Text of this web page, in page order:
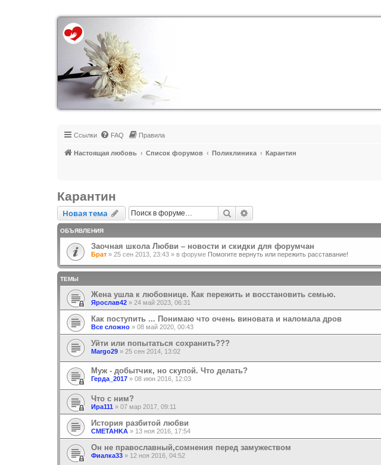
Регистрация
Ссылки FAQ Правила
Настоящая любовь Список форумов Поликлиника Карантин
Карантин
Новая тема
Новаятема Поиск
ОБЪЯВЛЕНИЯ
Заочная школа Любви – новости и скидки для форумчан
Брат » 25 сен 2013, 23:43 » в форуме Помогите вернуть или пережить расставание!
ТЕМЫ
Жена ушла к любовнице. Как пережить и восстановить семью.
Ярослав42 » 24 май 2023, 06:31
Как поступить ... Понимаю что очень виновата и наломала дров
Все сложно » 08 май 2020, 00:43
Уйти или попытаться сохранить???
Margo29 » 25 сен 2014, 13:02
Муж - добытчик, но скупой. Что делать?
Герда_2017 » 08 июн 2016, 12:03
Что с ним?
Ира111 » 07 мар 2017, 09:11
История разбитой любви
CMETAHKA » 13 ноя 2016, 17:54
Он не православный,сомнения перед замужеством
Фиалка33 » 12 ноя 2016, 04:52